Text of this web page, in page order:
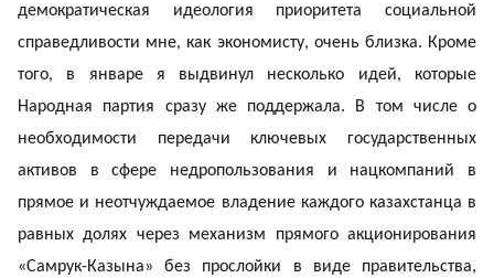
демократическая идеология приоритета социальной
справедливости мне, как экономисту, очень близка. Кроме
того, в январе я выдвинул несколько идей, которые
Народная партия сразу же поддержала. В том числе о
необходимости передачи ключевых государственных
активов в сфере недропользования и нацкомпаний в
прямое и неотчуждаемое владение каждого казахстанца в
равных долях через механизм прямого акционирования
«Самрук-Казына» без прослойки в виде правительства,